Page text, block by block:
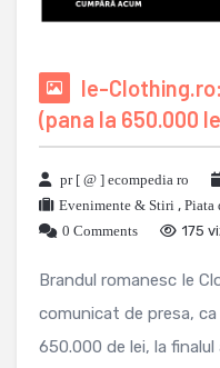
Ie-
(pana la 650.000
pr [ @ ] ecompedia ro
Evenimente & Stiri , Piata
0 Comments
175
Brandul romanesc Ie
comunicat de presa,
650.000 de lei, la